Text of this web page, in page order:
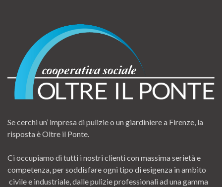
Se cerchi un’ impresa di pulizie o un giardiniere a Firenze, la
risposta è Oltre il Ponte.
Ci occupiamo di tutti i nostri clienti con massima serietà e
competenza, per soddisfare ogni tipo di esigenza in ambito
civile e industriale, dalle pulizie professionali ad una gamma